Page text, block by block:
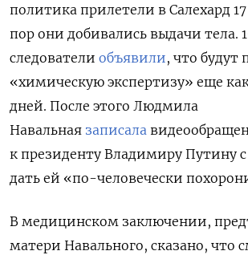
политика прилетели в Салехард
пор они добивались выдачи тела.
следователи объявили, что будут
«химическую экспертизу» еще
дней. После этого Людмила
Навальная записала
к президенту Владимиру Путину
дать ей «по-человечески
В медицинском заключении,
матери Навального, сказано, что